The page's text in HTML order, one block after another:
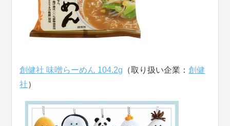
創健社 味噌らーめん 104.2g （取り扱い企業：創健
社）